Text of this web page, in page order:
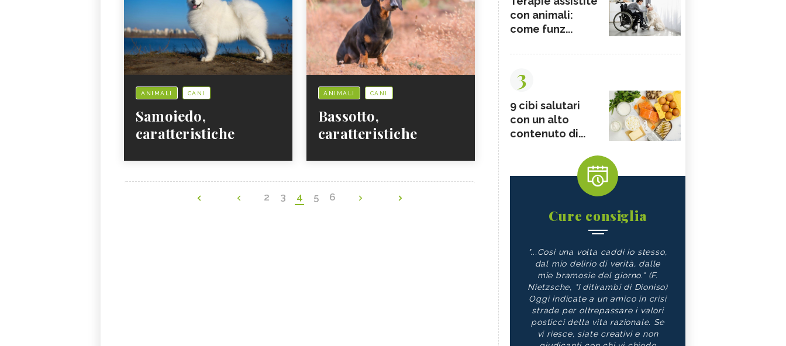
ANIMALI CANI
Samoiedo,
caratteristiche
ANIMALI CANI
Bassotto,
caratteristiche
2 3 4 5 6
con animali:
come funz...
3
9 cibi salutari
con un alto
contenuto di...
Cure consiglia
"...Così una volta caddi io stesso,
dal mio delirio di verità, dalle
mie bramosie del giorno." (F.
Nietzsche, "I ditirambi di Dioniso)
Oggi indicate a un amico in crisi
strade per oltrepassare i valori
posticci della vita razionale. Se
vi riesce, siate creativi e non